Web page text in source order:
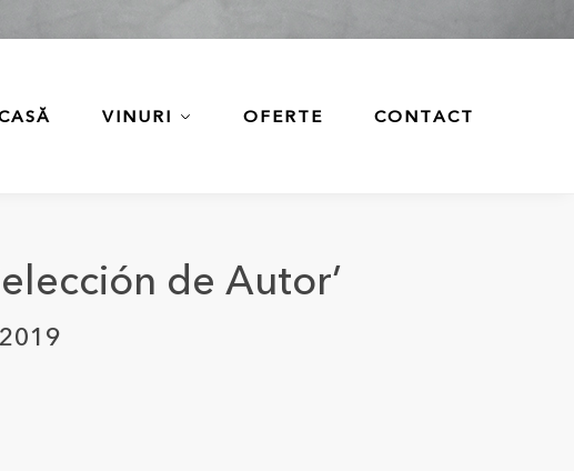
VINURI OFERTE CONTACT
de Autor’